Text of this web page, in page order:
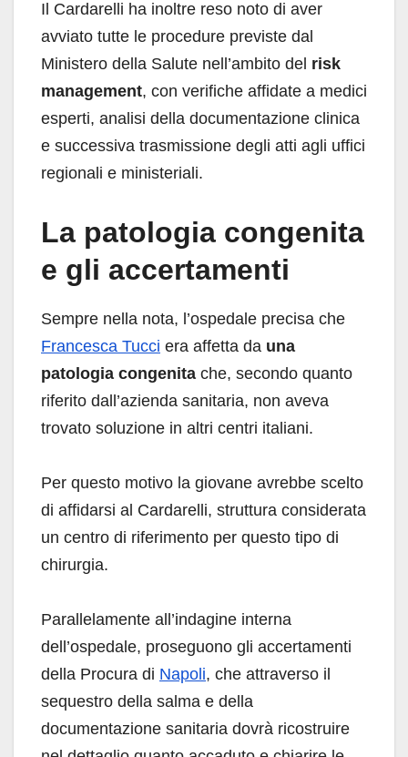
Il Cardarelli ha inoltre reso noto di aver
avviato tutte le procedure previste dal
Ministero della Salute nell’ambito del risk
management, con verifiche affidate a medici
esperti, analisi della documentazione clinica
e successiva trasmissione degli atti agli uffici
regionali e ministeriali.
La patologia congenita
e gli accertamenti
Sempre nella nota, l’ospedale precisa che
Francesca Tucci era affetta da una
patologia congenita che, secondo quanto
riferito dall’azienda sanitaria, non aveva
trovato soluzione in altri centri italiani.
Per questo motivo la giovane avrebbe scelto
di affidarsi al Cardarelli, struttura considerata
un centro di riferimento per questo tipo di
chirurgia.
Parallelamente all’indagine interna
dell’ospedale, proseguono gli accertamenti
della Procura di Napoli, che attraverso il
sequestro della salma e della
documentazione sanitaria dovrà ricostruire